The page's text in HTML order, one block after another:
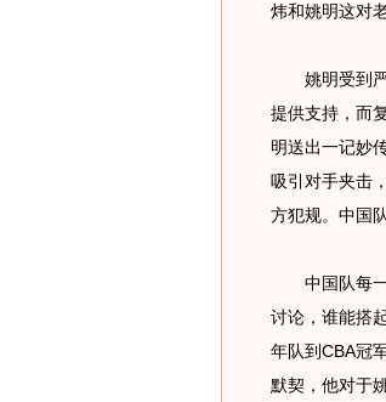
炜和姚明这对
姚明受到严
提供支持，而
明送出一记妙
吸引对手夹击
方犯规。中国
中国队每一
讨论，谁能搭
年队到CBA冠
默契，他对于